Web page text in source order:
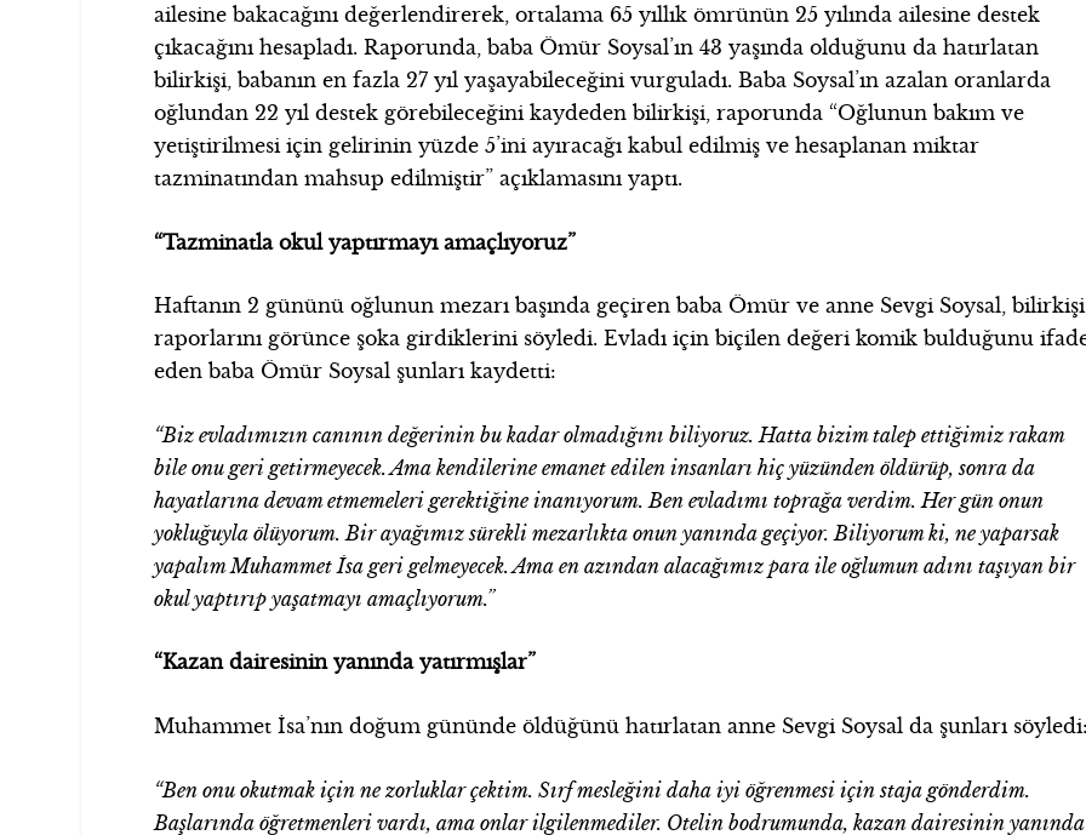
ailesine bakacağını değerlendirerek, ortalama 65 yıllık ömrünün 25 yılında ailesine destek
çıkacağını hesapladı. Raporunda, baba Ömür Soysal’ın 43 yaşında olduğunu da hatırlatan
bilirkişi, babanın en fazla 27 yıl yaşayabileceğini vurguladı. Baba Soysal’ın azalan oranlarda
oğlundan 22 yıl destek görebileceğini kaydeden bilirkişi, raporunda “Oğlunun bakım ve
yetiştirilmesi için gelirinin yüzde 5’ini ayıracağı kabul edilmiş ve hesaplanan miktar
tazminatından mahsup edilmiştir” açıklamasını yaptı.
“Tazminatla okul yaptırmayı amaçlıyoruz”
Haftanın 2 gününü oğlunun mezarı başında geçiren baba Ömür ve anne Sevgi Soysal, bilirkişi
raporlarını görünce şoka girdiklerini söyledi. Evladı için biçilen değeri komik bulduğunu
eden baba Ömür Soysal şunları kaydetti:
“Biz evladımızın canının değerinin bu kadar olmadığını biliyoruz. Hatta bizim talep ettiğimiz rakam
bile onu geri getirmeyecek. Ama kendilerine emanet edilen insanları hiç yüzünden öldürüp, sonra da
hayatlarına devam etmemeleri gerektiğine inanıyorum. Ben evladımı toprağa verdim. Her gün onun
yokluğuyla ölüyorum. Bir ayağımız sürekli mezarlıkta onun yanında geçiyor. Biliyorum ki, ne yaparsak
yapalım Muhammet İsa geri gelmeyecek. Ama en azından alacağımız para ile oğlumun adını taşıyan bir
okul yaptırıp yaşatmayı amaçlıyorum.”
“Kazan dairesinin yanında yatırmışlar”
Muhammet İsa’nın doğum gününde öldüğünü hatırlatan anne Sevgi Soysal da şunları
“Ben onu okutmak için ne zorluklar çektim. Sırf mesleğini daha iyi öğrenmesi için staja gönderdim.
Başlarında öğretmenleri vardı, ama onlar ilgilenmediler. Otelin bodrumunda, kazan dairesinin yanında